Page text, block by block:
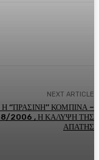
NEXT ARTICLE
‘’ΠΡΑΣΙΝΗ’’ ΚΟΜΠΙΝΑ –
2006 , Η ΚΑΛΥΨΗ ΤΗΣ
ΑΠΑΤΗΣ